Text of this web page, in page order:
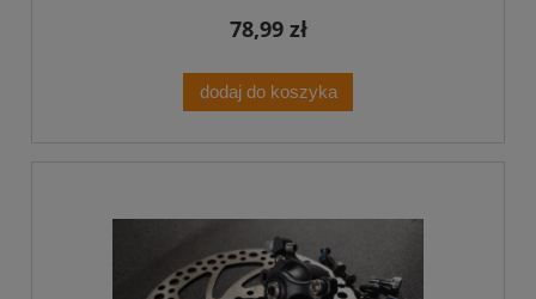
78,99 zł
dodaj do koszyka